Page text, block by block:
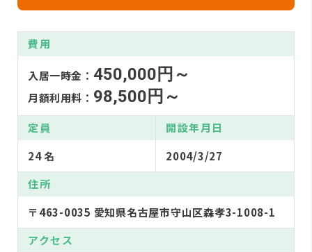
費用
入居一時金： 450,000円～
月額利用料： 98,500円～
定員
24 名
開設年月日
2004/3/27
住所
〒463-0035 愛知県名古屋市守山区森孝3-1008-1
アクセス